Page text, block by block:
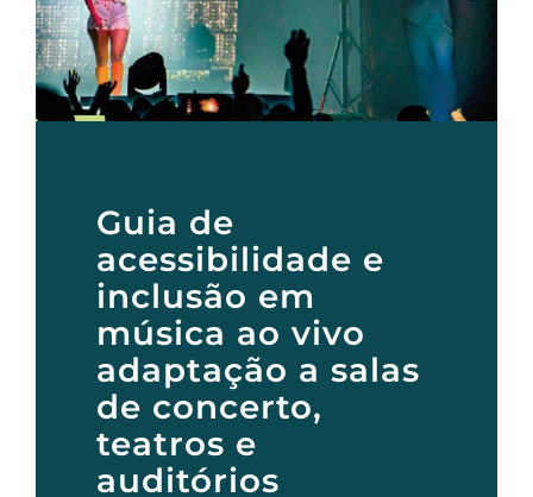
Guia de
acessibilidade e
inclusão em
música ao vivo
adaptação a salas
de concerto,
teatros e
auditórios